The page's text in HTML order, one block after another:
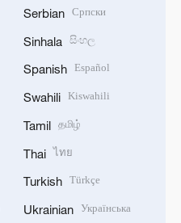
Serbian Српски
Sinhala සිංහල
Spanish Español
Swahili Kiswahili
Tamil தமிழ்
Thai ไทย
Turkish Türkçe
Ukrainian Українська